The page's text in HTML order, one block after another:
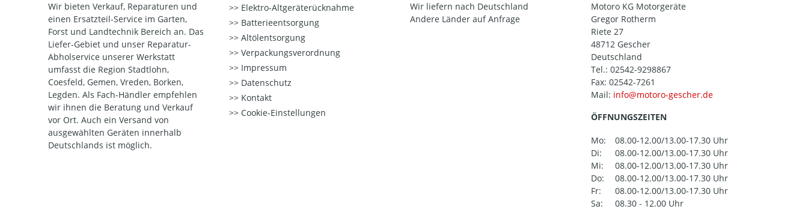
Wir bieten Verkauf, Reparaturen und
einen Ersatzteil-Service im Garten,
Forst und Landtechnik Bereich an. Das
Liefer-Gebiet und unser Reparatur-
Abholservice unserer Werkstatt
umfasst die Region Stadtlohn,
Coesfeld, Gemen, Vreden, Borken,
Legden. Als Fach-Händler empfehlen
wir ihnen die Beratung und Verkauf
vor Ort. Auch ein Versand von
ausgewählten Geräten innerhalb
Deutschlands ist möglich.
Elektro-Altgeräterücknahme
Batterieentsorgung
Altölentsorgung
Verpackungsverordnung
Impressum
Datenschutz
Kontakt
Cookie-Einstellungen
Wir liefern nach Deutschland
Andere Länder auf Anfrage
Motoro KG Motorgeräte
Gregor Rotherm
Riete 27
48712 Gescher
Deutschland
Tel.: 02542-9298867
Fax: 02542-7261
Mail:
ÖFFNUNGSZEITEN
Mo:
08.00-12.00/13.00-17.30 Uhr
Di:
08.00-12.00/13.00-17.30 Uhr
Mi:
08.00-12.00/13.00-17.30 Uhr
Do:
08.00-12.00/13.00-17.30 Uhr
Fr:
08.00-12.00/13.00-17.30 Uhr
Sa:
08.30 - 12.00 Uhr